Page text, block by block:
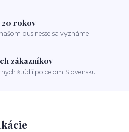
20 rokov
businesse sa vyznáme
zákazníkov
štúdií po celom Slovensku